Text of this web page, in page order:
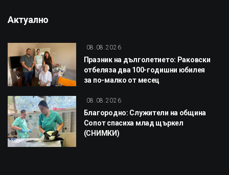
Актуално
08.08.2026
Празник на дълголетието: Раковски
отбеляза два 100-годишни юбилея
за по-малко от месец
08.08.2026
Благородно: Служители на община
Сопот спасиха млад щъркел
(СНИМКИ)